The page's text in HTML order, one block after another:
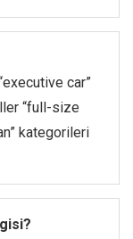
car”
“full-size
kategorileri